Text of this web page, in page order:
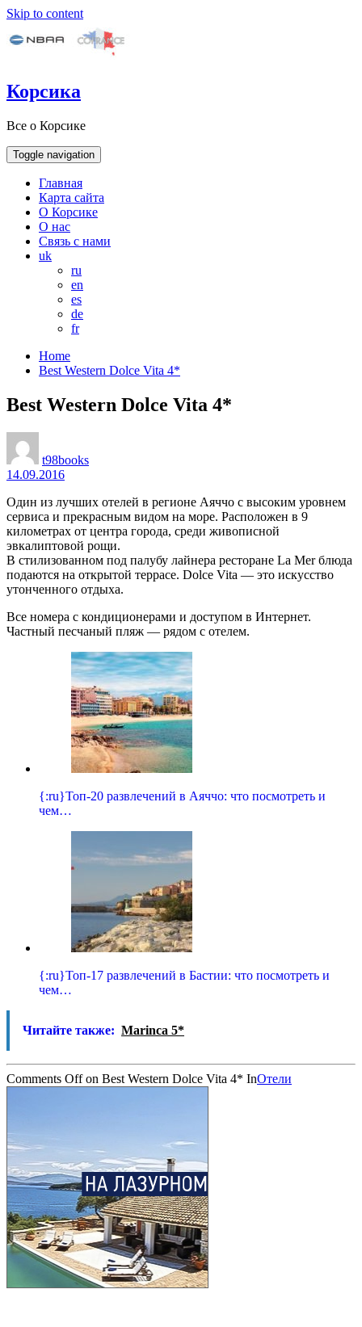
Skip to content
Корсика
Все о Корсике
Toggle navigation
Главная
Карта сайта
О Корсике
О нас
Связь с нами
uk
ru
en
es
de
fr
Home
Best Western Dolce Vita 4*
Best Western Dolce Vita 4*
t98books
14.09.2016
Один из лучших отелей в регионе Аяччо с высоким уровнем
сервиса и прекрасным видом на море. Расположен в 9
километрах от центра города, среди живописной
эвкалиптовой рощи.
В стилизованном под палубу лайнера ресторане Lа Mer блюда
подаются на открытой террасе. Dolce Vita — это искусство
утонченного отдыха.
Все номера с кондиционерами и доступом в Интернет.
Частный песчаный пляж — рядом с отелем.
{:ru}Топ-20 развлечений в Аяччо: что посмотреть и
чем…
{:ru}Топ-17 развлечений в Бастии: что посмотреть и
чем…
Читайте также: Marinca 5*
Comments Offon Best Western Dolce Vita 4* InОтели